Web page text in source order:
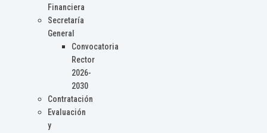
Financiera
Secretaría
General
Convocatoria
Rector
2026-
2030
Contratación
Evaluación
y